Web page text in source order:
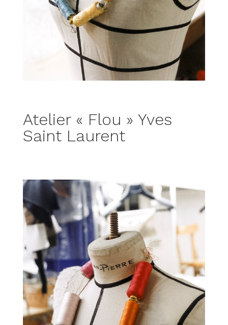
Atelier « Flou » Yves
Saint Laurent